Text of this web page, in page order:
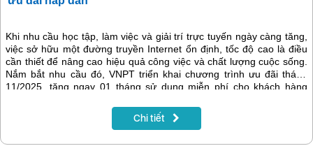
Khi nhu cầu học tập, làm việc và giải trí trực tuyến ngày càng tăng,
việc sở hữu một đường truyền Internet ổn định, tốc độ cao là điều
cần thiết để nâng cao hiệu quả công việc và chất lượng cuộc sống.
Nắm bắt nhu cầu đó, VNPT triển khai chương trình ưu đãi tháng
11/2025, tặng ngay 01 tháng sử dụng miễn phí cho khách hàng
quang hoặc combo Internet kèm truyền hình MyTV.
Chi tiết